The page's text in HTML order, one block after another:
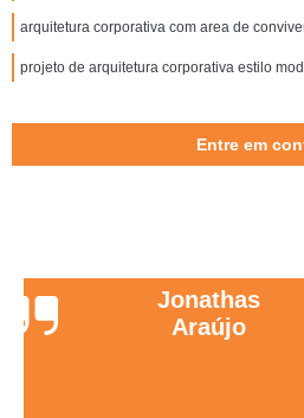
arquitetura corporativa com area de
projeto de arquitetura corporativa estilo
Entre em
Wanessa
Marques